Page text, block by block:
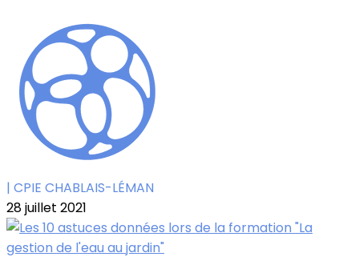
| CPIE CHABLAIS-LÉMAN
28 juillet 2021